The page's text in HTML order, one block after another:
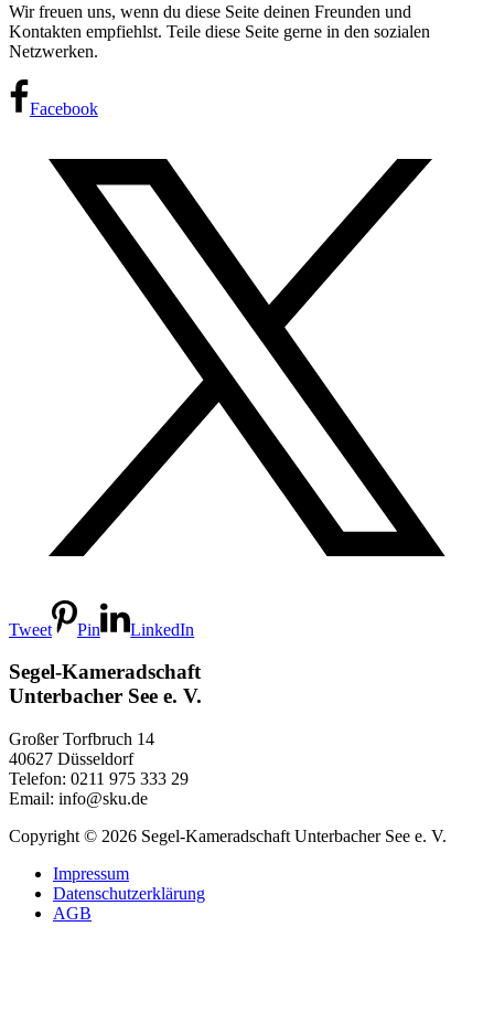
Wir freuen uns, wenn du diese Seite deinen Freunden und
Kontakten empfiehlst. Teile diese Seite gerne in den sozialen
Netzwerken.
Facebook
Tweet Pin LinkedIn
Segel-Kameradschaft
Unterbacher See e. V.
Großer Torfbruch 14
40627 Düsseldorf
Telefon: 0211 975 333 29
Email: info@sku.de
Copyright © 2026 Segel-Kameradschaft Unterbacher See e. V.
Impressum
Datenschutzerklärung
AGB